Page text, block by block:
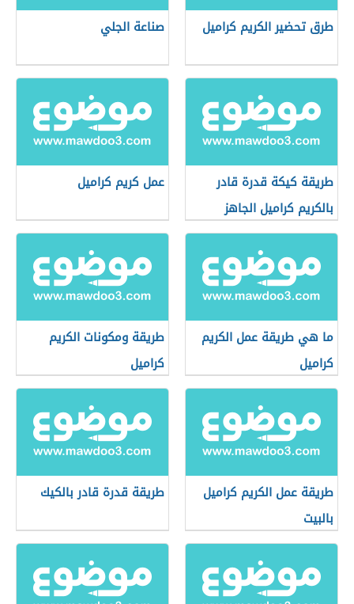
طرق تحضير الكريم كراميل صناعة الجلي
طريقة كيكة قدرة قادر
بالكريم كراميل الجاهز
عمل كريم كراميل
ما هي طريقة عمل الكريم
كراميل
طريقة ومكونات الكريم
كراميل
طريقة عمل الكريم كراميل
بالبيت
طريقة قدرة قادر بالكيك